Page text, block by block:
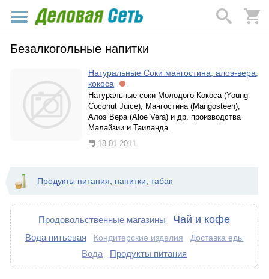
Безалкогольные напитки
Натуральные Соки мангостина, алоэ-вера,
кокоса
Натуральные соки Молодого Кокоса (Young
Coconut Juice), Мангостина (Mangosteen),
Алоэ Вера (Aloe Vera) и др. производства
Малайзии и Таиланда.
18.01.2011
Продукты питания, напитки, табак
Продовольственные магазины Чай и кофе
Вода питьевая Кондитерские изделия Доставка еды
Вода Продукты питания